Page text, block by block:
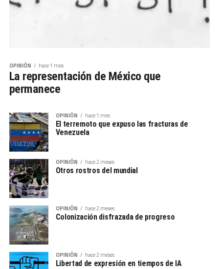
OPINIÓN hace 1 mes
La representación de México que
permanece
OPINIÓN hace 1 mes
El terremoto que expuso las fracturas de
Venezuela
OPINIÓN hace 2 meses
Otros rostros del mundial
OPINIÓN hace 2 meses
Colonización disfrazada de progreso
OPINIÓN hace 2 meses
Libertad de expresión en tiempos de IA